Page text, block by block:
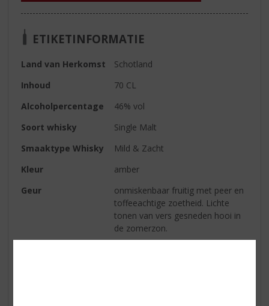
ETIKETINFORMATIE
Land van Herkomst
Schotland
Inhoud
70 CL
Alcoholpercentage
46% vol
Soort whisky
Single Malt
Smaaktype Whisky
Mild & Zacht
Kleur
amber
Geur
onmiskenbaar fruitig met peer en
toffeeachtige zoetheid. Lichte
tonen van vers gesneden hooi in
de zomerzon.